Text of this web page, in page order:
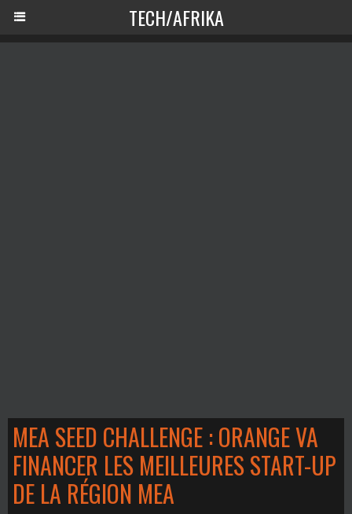
TECH/AFRIKA
MEA SEED CHALLENGE : ORANGE VA
FINANCER LES MEILLEURES START-UP
DE LA RÉGION MEA